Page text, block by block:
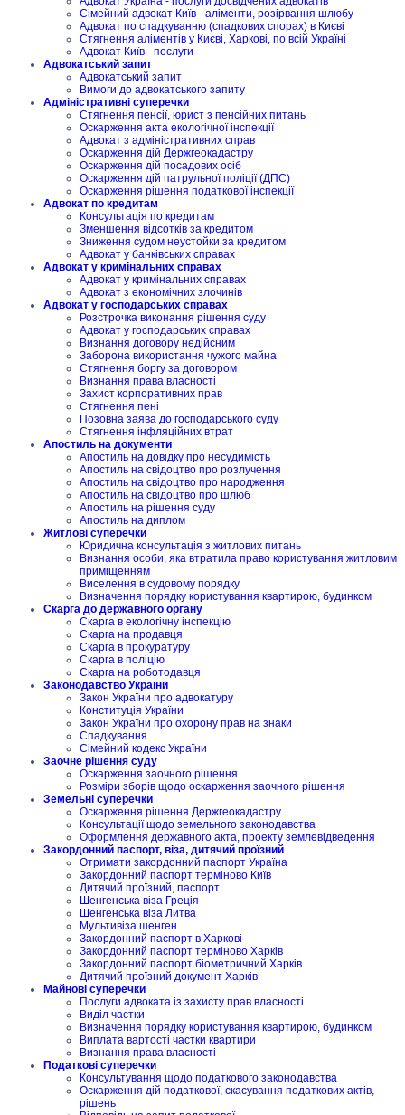
Сімейний адвокат Київ - аліменти, розірвання шлюбу
Адвокат по спадкуванню (спадкових спорах) в Києві
Стягнення аліментів у Києві, Харкові, по всій Україні
Адвокат Київ - послуги
Адвокатський запит
Адвокатський запит
Вимоги до адвокатського запиту
Адміністративні суперечки
Стягнення пенсії, юрист з пенсійних питань
Оскарження акта екологічної інспекції
Адвокат з адміністративних справ
Оскарження дій Держгеокадастру
Оскарження дій посадових осіб
Оскарження дій патрульної поліції (ДПС)
Оскарження рішення податкової інспекції
Адвокат по кредитам
Консультація по кредитам
Зменшення відсотків за кредитом
Зниження судом неустойки за кредитом
Адвокат у банківських справах
Адвокат у кримінальних справах
Адвокат у кримінальних справах
Адвокат з економічних злочинів
Адвокат у господарських справах
Розстрочка виконання рішення суду
Адвокат у господарських справах
Визнання договору недійсним
Заборона використання чужого майна
Стягнення боргу за договором
Визнання права власності
Захист корпоративних прав
Стягнення пені
Позовна заява до господарського суду
Стягнення інфляційних втрат
Апостиль на документи
Апостиль на довідку про несудимість
Апостиль на свідоцтво про розлучення
Апостиль на свідоцтво про народження
Апостиль на свідоцтво про шлюб
Апостиль на рішення суду
Апостиль на диплом
Житлові суперечки
Юридична консультація з житлових питань
Визнання особи, яка втратила право користування житловим
приміщенням
Виселення в судовому порядку
Визначення порядку користування квартирою, будинком
Скарга до державного органу
Скарга в екологічну інспекцію
Скарга на продавця
Скарга в прокуратуру
Скарга в поліцію
Скарга на роботодавця
Законодавство України
Закон України про адвокатуру
Конституція України
Закон України про охорону прав на знаки
Спадкування
Сімейний кодекс України
Заочне рішення суду
Оскарження заочного рішення
Розміри зборів щодо оскарження заочного рішення
Земельні суперечки
Оскарження рішення Держгеокадастру
Консультації щодо земельного законодавства
Оформлення державного акта, проекту землевідведення
Закордонний паспорт, віза, дитячий проїзний
Отримати закордонний паспорт Україна
Закордонний паспорт терміново Київ
Дитячий проїзний, паспорт
Шенгенська віза Греція
Шенгенська віза Литва
Мультивіза шенген
Закордонний паспорт в Харкові
Закордонний паспорт терміново Харків
Закордонний паспорт біометричний Харків
Дитячий проїзний документ Харків
Майнові суперечки
Послуги адвоката із захисту прав власності
Виділ частки
Визначення порядку користування квартирою, будинком
Виплата вартості частки квартири
Визнання права власності
Податкові суперечки
Консультування щодо податкового законодавства
Оскарження дій податкової, скасування податкових актів,
рішень